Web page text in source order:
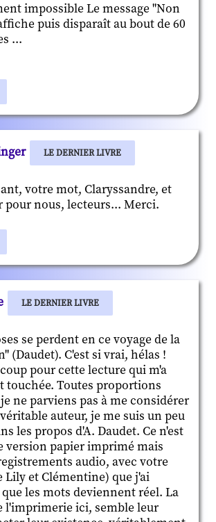
impossible Le message "Non
puis disparaît au bout de 60
...
LE DERNIER LIVRE
votre mot, Claryssandre, et
pour nous, lecteurs... Merci.
LE DERNIER LIVRE
se perdent en ce voyage de la
(Daudet). C'est si vrai, hélas !
pour cette lecture qui m'a
touchée. Toutes proportions
ne parviens pas à me considérer
auteur, je me suis un peu
les propos d'A. Daudet. Ce n'est
version papier imprimé mais
audio, avec votre
Lily et Clémentine) que j'ai
les mots deviennent réel. La
l'imprimerie ici, semble leur